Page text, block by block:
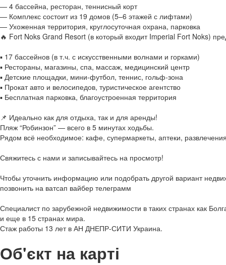
— 4 бассейна, ресторан, теннисный корт
— Комплекс состоит из 19 домов (5–6 этажей с лифтами)
— Ухоженная территория, круглосуточная охрана, парковка
🔥 Fort Noks Grand Resort (в который входит Imperial Fort Noks)
▪️ 17 бассейнов (в т.ч. с искусственными волнами и горками)
▪️ Рестораны, магазины, спа, массаж, медицинский центр
▪️ Детские площадки, мини-футбол, теннис, гольф-зона
▪️ Прокат авто и велосипедов, туристическое агентство
▪️ Бесплатная парковка, благоустроенная территория
📌 Идеально как для отдыха, так и для аренды!
Пляж “Робинзон” — всего в 5 минутах ходьбы.
Рядом всё необходимое: кафе, супермаркеты, аптеки,
Свяжитесь с нами и записывайтесь на просмотр!
Чтобы уточнить информацию или подобрать другой вариант
позвонить на ватсап вайбер телеграмм
Специалист по зарубежной недвижимости в таких странах как
и еще в 15 странах мира.
Стаж работы 13 лет в АН ДНЕПР-СИТИ Украина.
Об'єкт на карті